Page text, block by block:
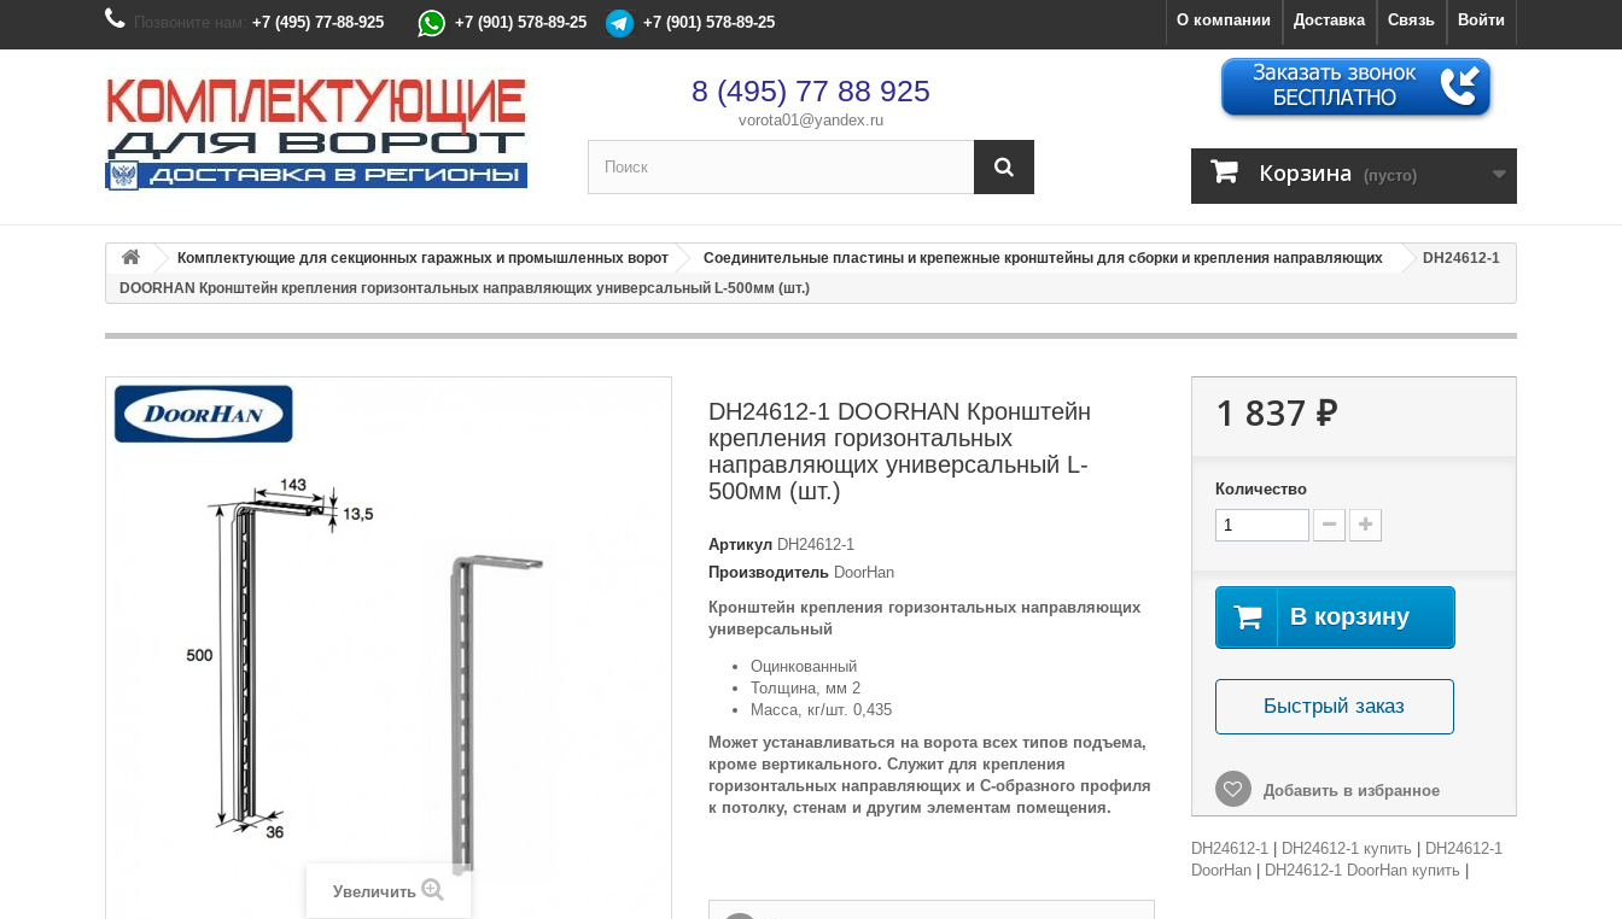
Позвоните нам: +7 (495) 77-88-925 +7 (901) 578-89-25 +7 (901) 578-89-25 Войти
Связь
Доставка
О компании
8 (495) 77 88 925
vorota01@yandex.ru
Корзина (пусто)
Комплектующие для секционных гаражных и промышленных ворот Соединительные пластины и крепежные кронштейны для сборки и крепления направляющих
DH24612-1
DOORHAN Кронштейн крепления горизонтальных направляющих универсальный L-500мм (шт.)
Увеличить
DH24612-1 DOORHAN Кронштейн
крепления горизонтальных
направляющих универсальный L-
500мм (шт.)
Артикул DH24612-1
Производитель DoorHan
Кронштейн крепления горизонтальных направляющих
универсальный
Оцинкованный
Толщина, мм 2
Масса, кг/шт. 0,435
Может устанавливаться на ворота всех типов подъема,
кроме вертикального. Служит для крепления
горизонтальных направляющих и С-образного профиля
к потолку, стенам и другим элементам помещения.
1 837 ₽
Количество
В корзину
Быстрый заказ
Добавить в избранное
DH24612-1| DH24612-1 купить
DH24612-1
DoorHan| DH24612-1 DoorHan купить
Оформление заказа
Способ доставки*
Время доставки: стоимость доставки по тарифам СДЭК
оплачивается при получении